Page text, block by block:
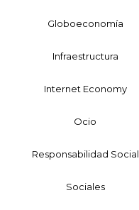
Globoeconomía
Infraestructura
Internet Economy
Ocio
Responsabilidad Social
Sociales